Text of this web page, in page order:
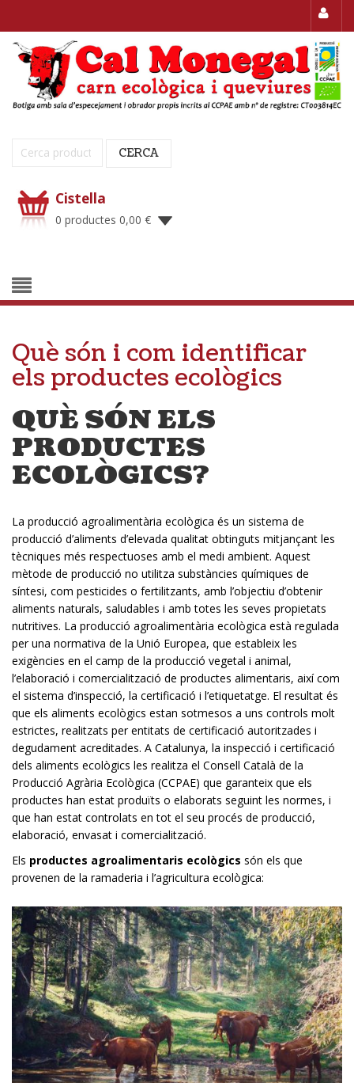
Cerca: CERCA
Cistella
0 productes 0,00 €
Què són i com identificar
els productes ecològics
QUÈ SÓN ELS
PRODUCTES
ECOLÒGICS?
La producció agroalimentària ecològica és un sistema de
producció d’aliments d’elevada qualitat obtinguts mitjançant les
tècniques més respectuoses amb el medi ambient. Aquest
mètode de producció no utilitza substàncies químiques de
síntesi, com pesticides o fertilitzants, amb l’objectiu d’obtenir
aliments naturals, saludables i amb totes les seves propietats
nutritives. La producció agroalimentària ecològica està regulada
per una normativa de la Unió Europea, que estableix les
exigències en el camp de la producció vegetal i animal,
l’elaboració i comercialització de productes alimentaris, així com
el sistema d’inspecció, la certificació i l’etiquetatge. El resultat és
que els aliments ecològics estan sotmesos a uns controls molt
estrictes, realitzats per entitats de certificació autoritzades i
degudament acreditades. A Catalunya, la inspecció i certificació
dels aliments ecològics les realitza el Consell Català de la
Producció Agrària Ecològica (CCPAE) que garanteix que els
productes han estat produïts o elaborats seguint les normes, i
que han estat controlats en tot el seu procés de producció,
elaboració, envasat i comercialització.
Els productes agroalimentaris ecològics són els que
provenen de la ramaderia i l’agricultura ecològica: